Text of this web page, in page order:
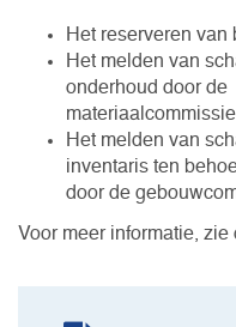
Het reserveren van
Het melden van
onderhoud door de
Het melden van
inventaris ten
door de
Voor meer informatie,